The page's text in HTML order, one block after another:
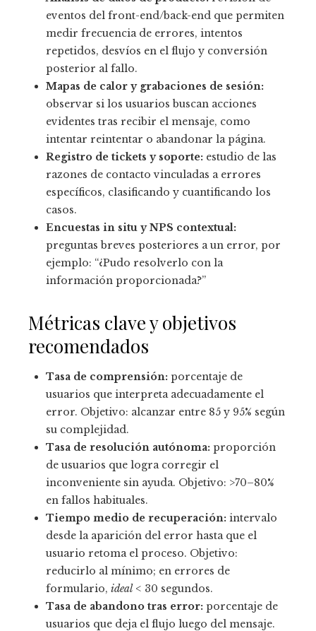
eventos del front-end/back-end que permiten
medir frecuencia de errores, intentos
repetidos, desvíos en el flujo y conversión
posterior al fallo.
Mapas de calor y grabaciones de sesión:
observar si los usuarios buscan acciones
evidentes tras recibir el mensaje, como
intentar reintentar o abandonar la página.
Registro de tickets y soporte: estudio de las
razones de contacto vinculadas a errores
específicos, clasificando y cuantificando los
casos.
Encuestas in situ y NPS contextual:
preguntas breves posteriores a un error, por
ejemplo: “¿Pudo resolverlo con la
información proporcionada?”
Métricas clave y objetivos
recomendados
Tasa de comprensión: porcentaje de
usuarios que interpreta adecuadamente el
error. Objetivo: alcanzar entre 85 y 95% según
su complejidad.
Tasa de resolución autónoma: proporción
de usuarios que logra corregir el
inconveniente sin ayuda. Objetivo: >70–80%
en fallos habituales.
Tiempo medio de recuperación: intervalo
desde la aparición del error hasta que el
usuario retoma el proceso. Objetivo:
reducirlo al mínimo; en errores de
formulario, ideal< 30 segundos.
Tasa de abandono tras error: porcentaje de
usuarios que deja el flujo luego del mensaje.